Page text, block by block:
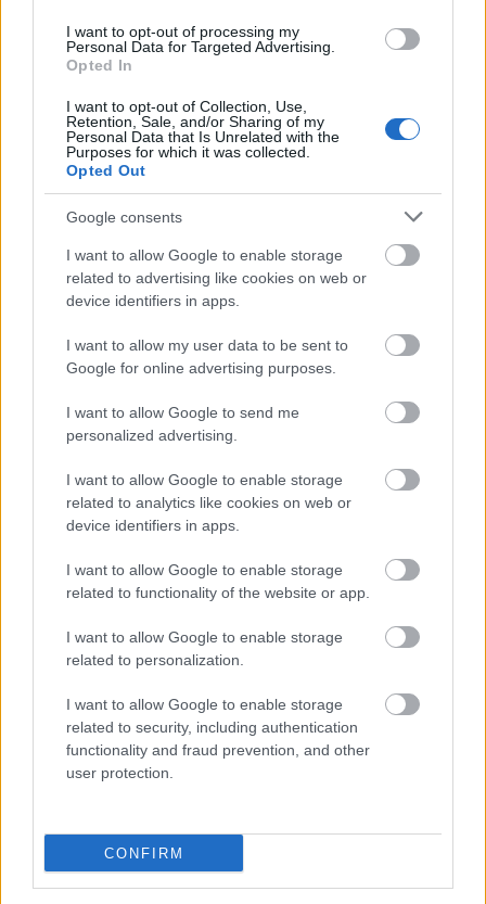
I want to opt-out of processing my
Personal Data for Targeted Advertising.
Opted In
I want to opt-out of Collection, Use,
Retention, Sale, and/or Sharing of my
Personal Data that Is Unrelated with the
Purposes for which it was collected.
Opted Out
Google consents
I want to allow Google to enable storage
related to advertising like cookies on web or
device identifiers in apps.
I want to allow my user data to be sent to
Google for online advertising purposes.
I want to allow Google to send me
personalized advertising.
I want to allow Google to enable storage
related to analytics like cookies on web or
device identifiers in apps.
I want to allow Google to enable storage
related to functionality of the website or app.
I want to allow Google to enable storage
related to personalization.
I want to allow Google to enable storage
related to security, including authentication
functionality and fraud prevention, and other
user protection.
CONFIRM
Περιβάλλοντος - 1 θέση
ΔΕ Χειριστών Μηχανημάτων Έργου Ειδ. ΔΕ
Χειριστών Μηχανημάτων Έργου - 2 θέσεις
ΔΕ Οδηγών Ειδ. ΔΕ Οδηγών - 2 θέσεις
ΔΕ Τεχνικού Ειδ. ΔΕ Ηλεκτρολόγων - 1 θέση
ΥΕ Εργατών Τεχνικών Εργασιών Ειδ.ΥΕ Εργατών
Ύδρευσης Αποχέτευσης - 10 θέσεις
Μπορείτε να δείτε όλες τις σχετικές πληροφορίες
ΑΣΕΠ: Πιστοποίηση Αγγλικών σε
μόνο 2 ημέρες στα χέρια σας
ΑΣΕΠ: Εξ αποστάσεως η πιο Εύκολη
Πιστοποίηση Υπολογιστών σε 2